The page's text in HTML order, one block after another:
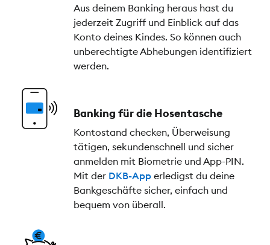
Aus deinem Banking heraus hast du
jederzeit Zugriff und Einblick auf das
Konto deines Kindes. So können auch
unberechtigte Abhebungen identifiziert
werden.
Banking für die Hosentasche
Kontostand checken, Überweisung
tätigen, sekundenschnell und sicher
anmelden mit Biometrie und App-PIN.
Mit der DKB-App erledigst du deine
Bankgeschäfte sicher, einfach und
bequem von überall.